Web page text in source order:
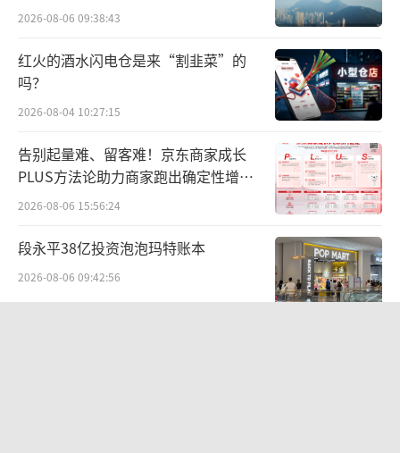
公告显示，华兰疫苗董事长安康承诺：将
推动尽快召开董事会回购股份事宜，并在董事
会上投赞成票。
全面打响的价格战，给2024年的流感季疫
苗市场带来不小的变数。
一般来说，每年9月份开始进入流感疫苗接
种季，但当年大部分流感疫苗的生产会在6月底
之前完成，然后进入批签发环节。如今刚进入6
2026-08-06 09:38:43
红火的酒水闪电仓是来“割韭菜”的
吗？
2026-08-04 10:27:15
告别起量难、留客难！京东商家成长
PLUS方法论助力商家跑出确定性增长
路径
2026-08-06 15:56:24
段永平38亿投资泡泡玛特账本
2026-08-06 09:42:56